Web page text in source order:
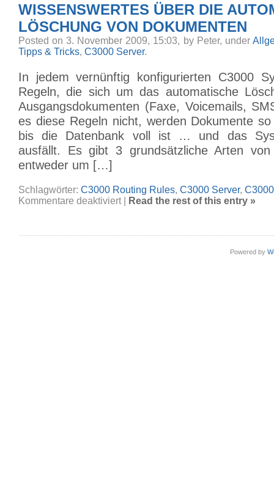
Explorer
WISSENSWERTES ÜBER DIE
LÖSCHUNG VON DOKUMENTEN
Posted on 3. November 2009, 15:03, by Peter, under
Tipps & Tricks, C3000 Server.
In jedem vernünftig konfigurierten C3000
Regeln, die sich um das automatische
Ausgangsdokumenten (Faxe, Voicemails,
es diese Regeln nicht, werden Dokumente
bis die Datenbank voll ist … und das
ausfällt. Es gibt 3 grundsätzliche Arten
entweder um […]
Schlagwörter: C3000 Routing Rules, C3000 Server,
Kommentare deaktiviertfür
Wissenswertes
Löschung
Read the rest of this entry »
Powered by